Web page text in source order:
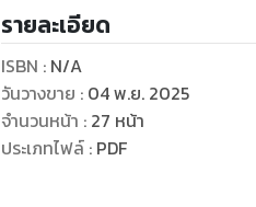
รายละเอียด
ISBN : N/A
วันวางขาย : 04 พ.ย. 2025
จำนวนหน้า : 27 หน้า
ประเภทไฟล์: PDF